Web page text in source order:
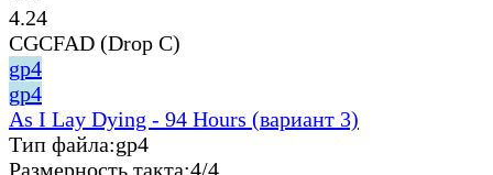
4.24
CGCFAD (Drop C)
gp4
gp4
As I Lay Dying - 94 Hours (вариант 3)
Тип файла:gp4
Размерность такта:4/4